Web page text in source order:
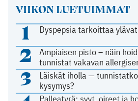
VIIKON LUETUIMMAT
1 Dyspepsia tarkoittaa
2
Ampiaisen pisto – näin
tunnistat vakavan
3
Läiskät iholla —
kysymys?
Palleatyrä: syyt, oireet ja